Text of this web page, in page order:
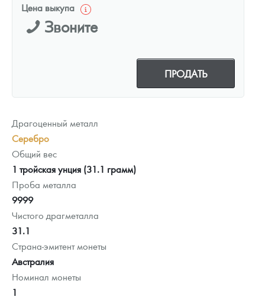
Цена выкупа
Звоните
ПРОДАТЬ
Драгоценный металл
Серебро
Общий вес
1 тройская унция (31.1 грамм)
Проба металла
9999
Чистого драгметалла
31.1
Страна-эмитент монеты
Австралия
Номинал монеты
1